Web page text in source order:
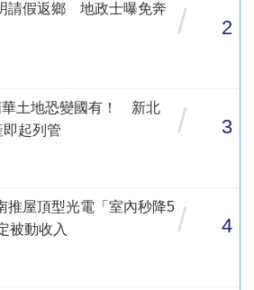
請假返鄉 地政士曝免奔
/ 2
華土地恐變國有！ 新北
起列管
/ 3
推屋頂型光電「室內秒降5
被動收入
/ 4